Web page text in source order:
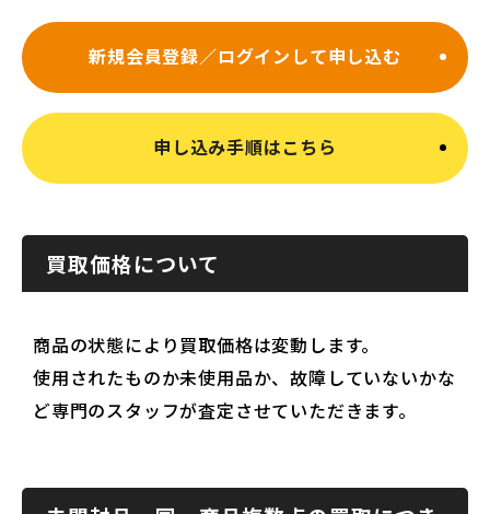
新規会員登録／ログインして申し込む
申し込み手順はこちら
買取価格について
商品の状態により買取価格は変動します。
使用されたものか未使用品か、故障していないかな
ど専門のスタッフが査定させていただきます。